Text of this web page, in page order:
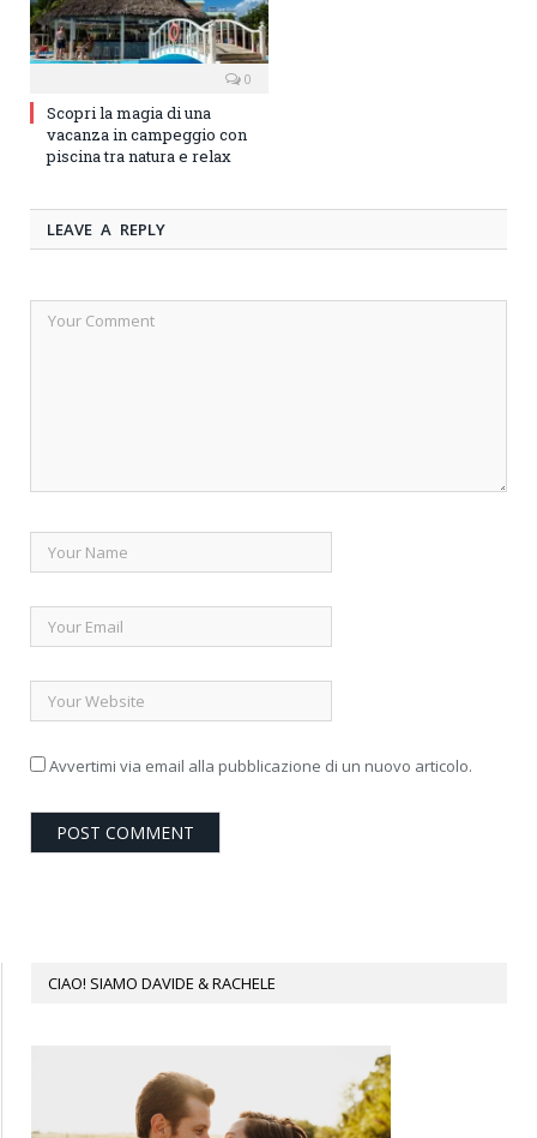
0
Scopri la magia di una
vacanza in campeggio con
piscina tra natura e relax
LEAVE A REPLY
Avvertimi via email alla pubblicazione di un nuovo articolo.
CIAO! SIAMO DAVIDE & RACHELE